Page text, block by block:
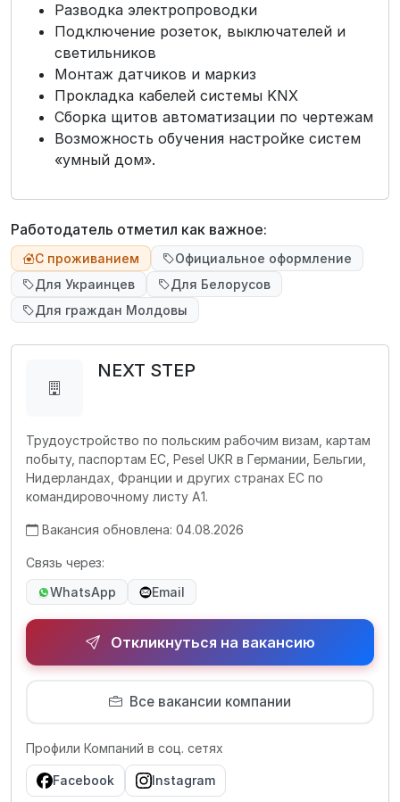
Разводка электропроводки
Подключение розеток, выключателей и
светильников
Монтаж датчиков и маркиз
Прокладка кабелей системы KNX
Сборка щитов автоматизации по чертежам
Возможность обучения настройке систем
«умный дом».
Работодатель отметил как важное:
С проживанием
Официальное оформление
Для Украинцев
Для Белорусов
Для граждан Молдовы
NEXT STEP
Трудоустройство по польским рабочим визам, картам
побыту, паспортам ЕС, Pesel UKR в Германии, Бельгии,
Нидерландах, Франции и других странах ЕС по
командировочному листу А1.
Вакансия обновлена: 04.08.2026
Связь через:
WhatsApp
Email
Откликнуться на вакансию
Все вакансии компании
Профили Компаний в соц. сетях
Facebook Instagram